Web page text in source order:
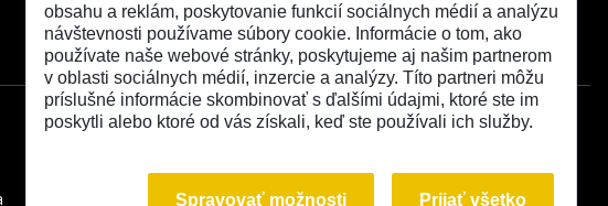
obsahu a reklám, poskytovanie funkcií sociálnych médií a analýzu
návštevnosti používame súbory cookie. Informácie o tom, ako
používate naše webové stránky, poskytujeme aj našim partnerom
v oblasti sociálnych médií, inzercie a analýzy. Títo partneri môžu
príslušné informácie skombinovať s ďalšími údajmi, ktoré ste im
poskytli alebo ktoré od vás získali, keď ste používali ich služby.
Spravovať možnosti Prijať všetko